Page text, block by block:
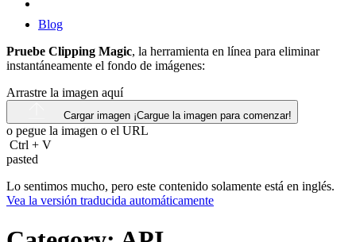
Blog
Pruebe Clipping Magic, la herramienta en línea para eliminar
instantáneamente el fondo de imágenes:
Arrastre la imagen aquí
Cargar imagen ¡Cargue la imagen para comenzar!
o pegue la imagen o el URL
Ctrl + V
pasted
Lo sentimos mucho, pero este contenido solamente está en inglés.
Vea la versión traducida automáticamente